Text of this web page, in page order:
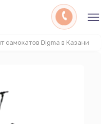
самокатов Digma в Казани